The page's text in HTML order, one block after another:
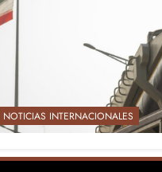
NOTICIAS INTERNACIONALES